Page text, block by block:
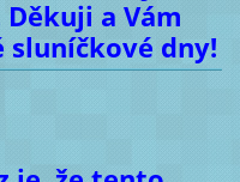
a Vám
sluníčkové dny!